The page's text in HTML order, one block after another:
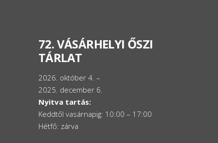
72. VÁSÁRHELYI ŐSZI
TÁRLAT
2026. október 4. –
2025. december 6.
Nyitva tartás:
Keddtől vasárnapig: 10:00 – 17:00
Hétfő: zárva